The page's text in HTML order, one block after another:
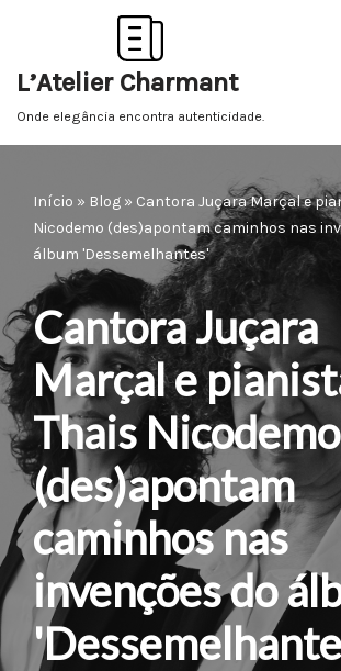
para
o
L’Atelier Charmant
Onde elegância encontra autenticidade.
Início » Blog » Cantora Juçara Marçal e
Nicodemo (des)apontam caminhos nas
álbum 'Dessemelhantes'
Cantora Juçara
Marçal e
Thais Nicodemo
(des)apontam
caminhos nas
invenções do